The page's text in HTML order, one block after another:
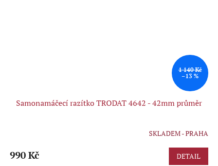
1 140 Kč
–13 %
Samonamáčecí razítko TRODAT 4642 - 42mm průměr
produktu
SKLADEM - PRAHA
990 Kč DETAIL